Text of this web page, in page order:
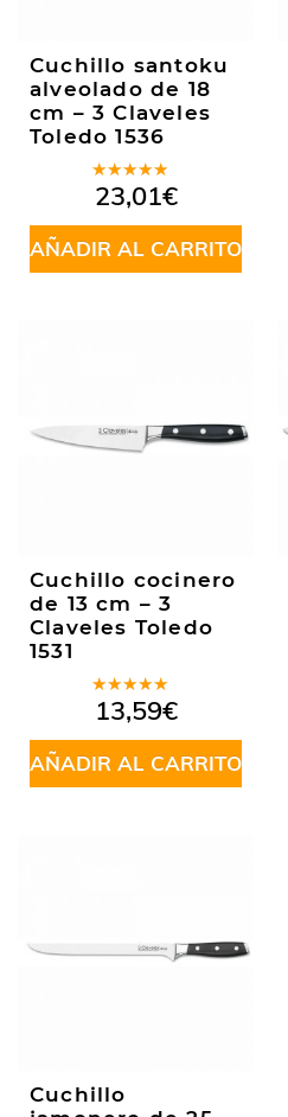
Cuchillo santoku
alveolado de 18
cm – 3 Claveles
Toledo 1536
Valorado
en4.25
de 5
23,01€
AÑADIR AL CARRITO
Cuchillo cocinero
de 13 cm – 3
Claveles Toledo
1531
Valorado
en5.00de
5
13,59€
AÑADIR AL CARRITO
Cuchillo